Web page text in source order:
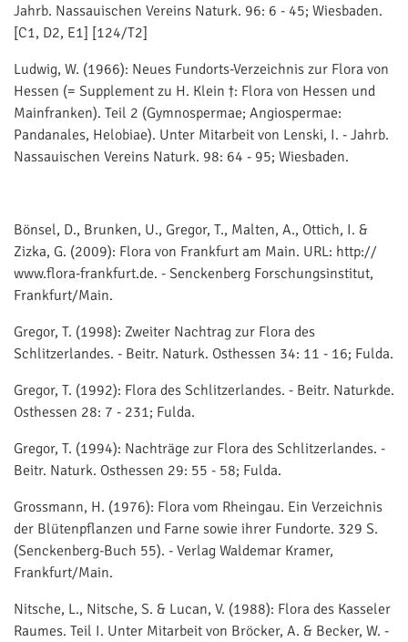
Jahrb. Nassauischen Vereins Naturk. 96: 6 - 45; Wiesbaden.
[C1, D2, E1] [124/T2]
Ludwig, W. (1966): Neues Fundorts-Verzeichnis zur Flora von
Hessen (= Supplement zu H. Klein †: Flora von Hessen und
Mainfranken). Teil 2 (Gymnospermae; Angiospermae:
Pandanales, Helobiae). Unter Mitarbeit von Lenski, I. - Jahrb.
Nassauischen Vereins Naturk. 98: 64 - 95; Wiesbaden.
Bönsel, D., Brunken, U., Gregor, T., Malten, A., Ottich, I. &
Zizka, G. (2009): Flora von Frankfurt am Main. URL: http://
www.flora-frankfurt.de. - Senckenberg Forschungsinstitut,
Frankfurt/Main.
Gregor, T. (1998): Zweiter Nachtrag zur Flora des
Schlitzerlandes. - Beitr. Naturk. Osthessen 34: 11 - 16; Fulda.
Gregor, T. (1992): Flora des Schlitzerlandes. - Beitr. Naturkde.
Osthessen 28: 7 - 231; Fulda.
Gregor, T. (1994): Nachträge zur Flora des Schlitzerlandes. -
Beitr. Naturk. Osthessen 29: 55 - 58; Fulda.
Grossmann, H. (1976): Flora vom Rheingau. Ein Verzeichnis
der Blütenpflanzen und Farne sowie ihrer Fundorte. 329 S.
(Senckenberg-Buch 55). - Verlag Waldemar Kramer,
Frankfurt/Main.
Nitsche, L., Nitsche, S. & Lucan, V. (1988): Flora des Kasseler
Raumes. Teil I. Unter Mitarbeit von Bröcker, A. & Becker, W. -